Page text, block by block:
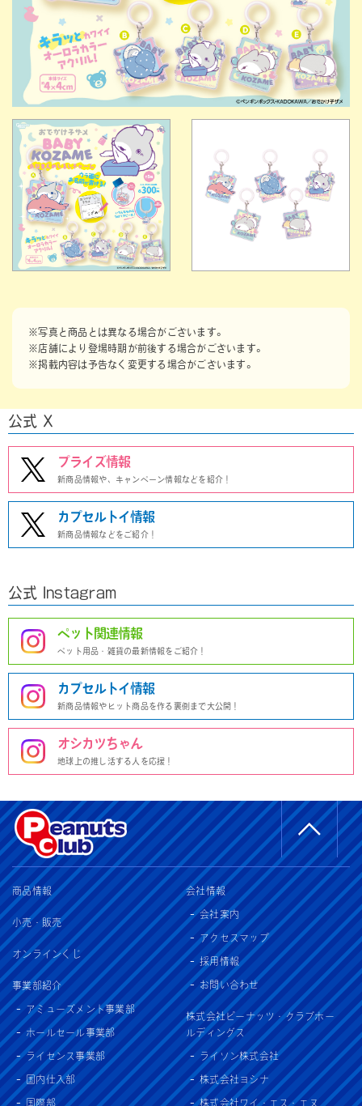
※写真と商品とは異なる場合がございます。
※店舗により登場時期が前後する場合がございます。
※掲載内容は予告なく変更する場合がございます。
公式 X
プライズ情報
新商品情報や、キャンペーン情報などを紹介！
カプセルトイ情報
新商品情報などをご紹介！
公式 Instagram
ペット関連情報
ペット用品・雑貨の最新情報をご紹介！
カプセルトイ情報
新商品情報やヒット商品を作る裏側まで大公開！
オシカツちゃん
地球上の推し活する人を応援！
商品情報
小売・販売
オンラインくじ
事業部紹介
アミューズメント事業部
ホールセール事業部
ライセンス事業部
国内仕入部
国際部
会社情報
会社案内
アクセスマップ
採用情報
お問い合わせ
株式会社ピーナッツ・クラブホー
ルディングス
ライソン株式会社
株式会社ヨシナ
株式会社ワイ・エス・エヌ